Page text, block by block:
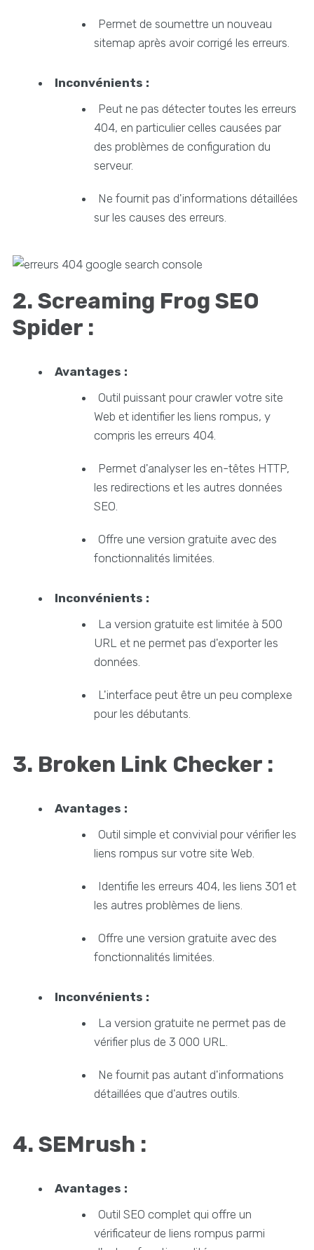
Permet de soumettre un nouveau
sitemap après avoir corrigé les erreurs.
Inconvénients :
Peut ne pas détecter toutes les erreurs
404, en particulier celles causées par
des problèmes de configuration du
serveur.
Ne fournit pas d'informations détaillées
sur les causes des erreurs.
2. Screaming Frog SEO
Spider :
Avantages :
Outil puissant pour crawler votre site
Web et identifier les liens rompus, y
compris les erreurs 404.
Permet d'analyser les en-têtes HTTP,
les redirections et les autres données
SEO.
Offre une version gratuite avec des
fonctionnalités limitées.
Inconvénients :
La version gratuite est limitée à 500
URL et ne permet pas d'exporter les
données.
L'interface peut être un peu complexe
pour les débutants.
3. Broken Link Checker :
Avantages :
Outil simple et convivial pour vérifier les
liens rompus sur votre site Web.
Identifie les erreurs 404, les liens 301 et
les autres problèmes de liens.
Offre une version gratuite avec des
fonctionnalités limitées.
Inconvénients :
La version gratuite ne permet pas de
vérifier plus de 3 000 URL.
Ne fournit pas autant d'informations
détaillées que d'autres outils.
4. SEMrush :
Avantages :
Outil SEO complet qui offre un
vérificateur de liens rompus parmi